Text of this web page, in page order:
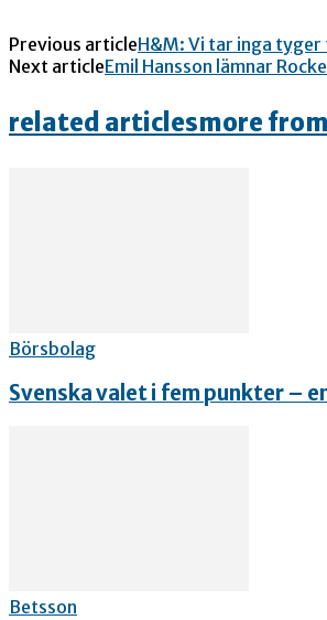
Previous articleH&M: Vi tar inga
Next articleEmil Hansson lämnar
related articlesmore
Börsbolag
Svenska valet i fem punkter –
Betsson